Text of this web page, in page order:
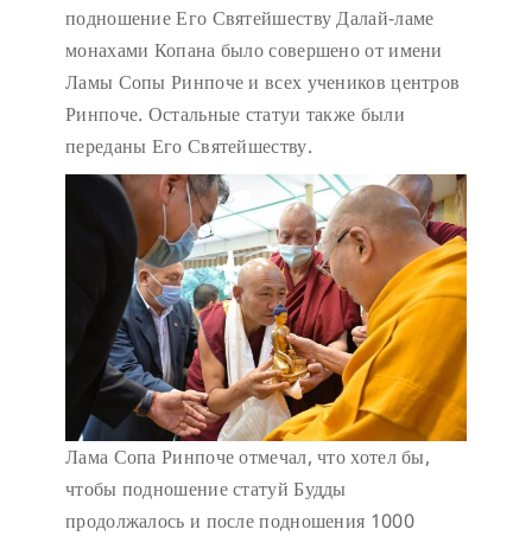
подношение Его Святейшеству Далай-ламе
монахами Копана было совершено от имени
Ламы Сопы Ринпоче и всех учеников центров
Ринпоче. Остальные статуи также были
переданы Его Святейшеству.
Лама Сопа Ринпоче отмечал, что хотел бы,
чтобы подношение статуй Будды
продолжалось и после подношения 1000